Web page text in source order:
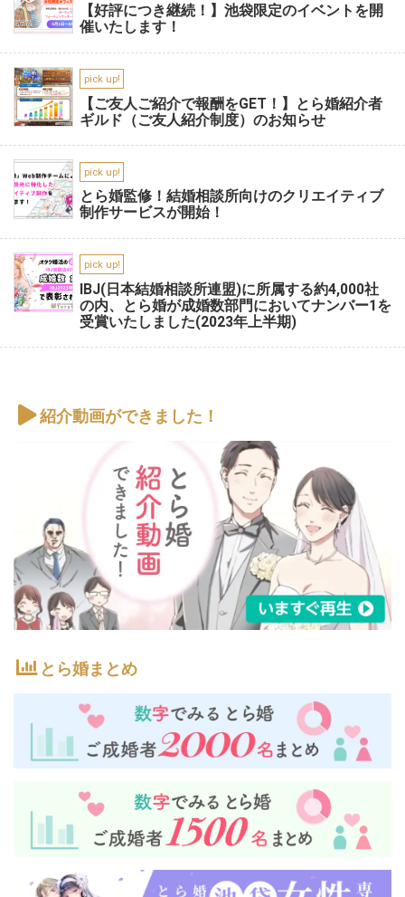
【好評につき継続！】池袋限定のイベントを開
催いたします！
pick up!
【ご友人ご紹介で報酬をGET！】とら婚紹介者
ギルド（ご友人紹介制度）のお知らせ
pick up!
とら婚監修！結婚相談所向けのクリエイティブ
制作サービスが開始！
pick up!
IBJ(日本結婚相談所連盟)に所属する約4,000社
の内、とら婚が成婚数部門においてナンバー1を
受賞いたしました(2023年上半期)
紹介動画ができました！
とら婚まとめ